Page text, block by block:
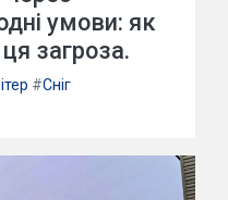
умови: як
загроза.
#Сніг